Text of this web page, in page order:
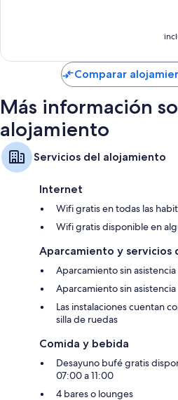
Comparar
Más información
alojamiento
Servicios del alojamiento
Internet
Wifi gratis en todas las
Wifi gratis disponible en
Aparcamiento y servicios
Aparcamiento sin
Aparcamiento sin
Las instalaciones cuentan
silla de ruedas
Comida y bebida
Desayuno bufé gratis
07:00 a 11:00
4 bares o lounges